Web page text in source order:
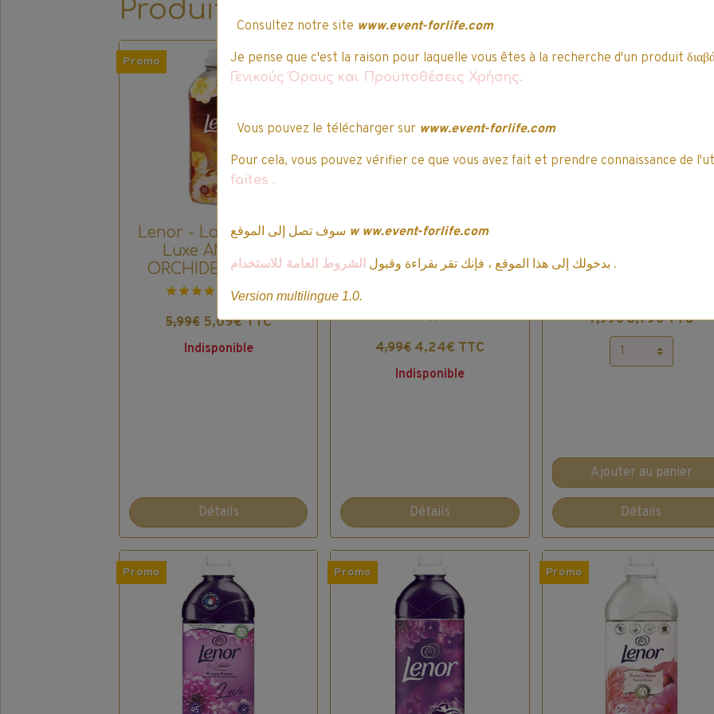
Produits qui peuvent vous intéresser…
Promo
Lenor - La collection
Luxe AMBRE &
ORCHIDEE - 1,155L
2 votes.
5,99€ 5,09€ TTC
Indisponible
Détails
Promo
Lenor - La collection
Luxe - Souffle Précieux
4,99€ 4,24€ TTC
Indisponible
Détails
Promo
Lenor - La collection
Fresh - Envolée d’Air
7,99€ 6,79€ TTC
Ajouter au panier
Détails
Promo Promo Promo
Consultez notre site www.event-forlife.com
Je pense que c'est la raison pour laquelle vous êtes à la recherche d'un produit
Γενικούς Όρους και Προϋποθέσεις Χρήσης.
Vous pouvez le télécharger sur www.event-forlife.com
Pour cela, vous pouvez vérifier ce que vous avez fait et prendre connaissance de
faites .
w ww.event-forlife.com
بدخولك إلى هذا الموقع ، فإنك تقر بقراءة وقبول الشروط العامة للاستخدام .
Version multilingue 1.0.